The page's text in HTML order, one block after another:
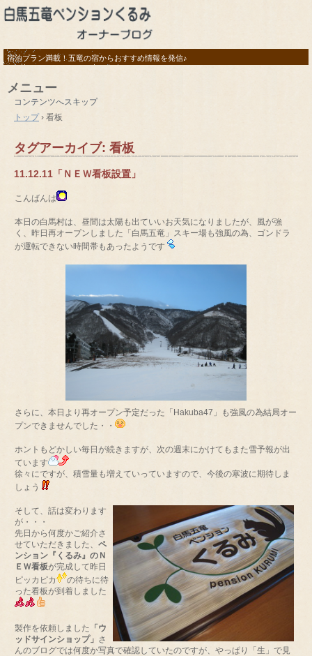
宿泊プラン満載！五竜の宿からおすすめ情報を発信♪
メニュー
コンテンツへスキップ
トップ › 看板
タグアーカイブ: 看板
11.12.11「ＮＥＷ看板設置」
こんばんは
本日の白馬村は、昼間は太陽も出ていいお天気になりましたが、風が強
く、昨日再オープンしました「白馬五竜」スキー場も強風の為、ゴンドラ
が運転できない時間帯もあったようです
さらに、本日より再オープン予定だった「Hakuba47」も強風の為結局オー
プンできませんでした・・
ホントもどかしい毎日が続きますが、次の週末にかけてもまた雪予報が出
ています
徐々にですが、積雪量も増えていっていますので、今後の寒波に期待しま
しょう
そして、話は変わります
が・・・
先日から何度かご紹介さ
せていただきました、ペ
ンション『くるみ』のＮ
ＥＷ看板が完成して昨日
ピッカピカ
の待ちに待
った看板が到着しました
製作を依頼しました 「ウ
ッドサインショップ」 さ
んのブログでは何度か写真で確認していたのですが、やっぱり「生」で見